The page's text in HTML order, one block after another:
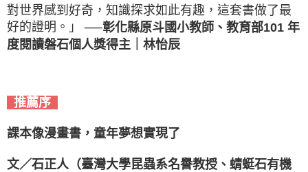
對世界感到好奇，知識探求如此有趣，這套書做了最
好的證明。」
──彰化縣原斗國小教師、教育部101 年
度閱讀磐石個人獎得主
林怡辰
推薦序
課本像漫畫書，童年夢想實現了
文／石正人（臺灣大學昆蟲系名譽教授、蜻蜓石有機